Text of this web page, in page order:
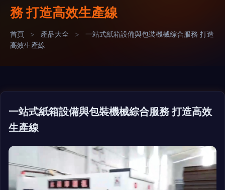
務 打造高效生產線
首頁 > 產品大全 >
一站式紙箱設備與包裝機械綜合服務 打造
高效生產線
一站式紙箱設備與包裝機械綜合服務 打造高效
生產線